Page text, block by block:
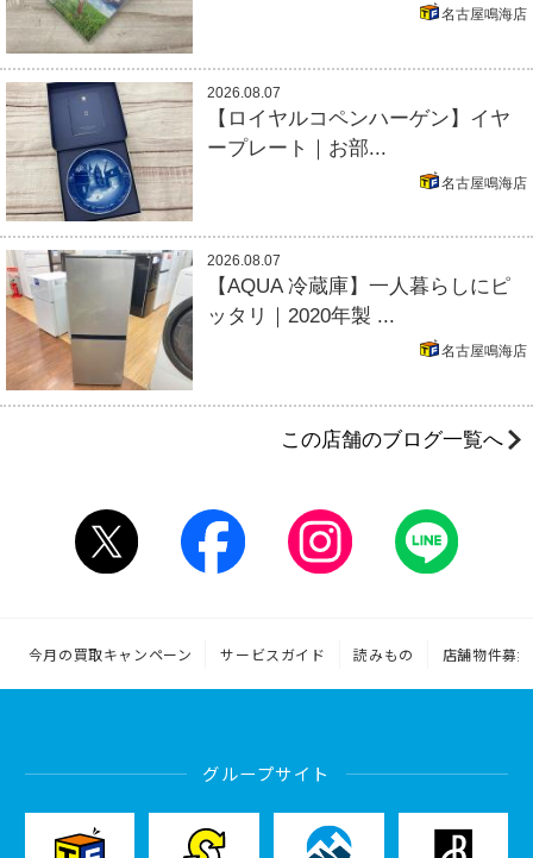
名古屋鳴海店
2026.08.07
【ロイヤルコペンハーゲン】イヤ
ープレート｜お部...
名古屋鳴海店
2026.08.07
【AQUA 冷蔵庫】一人暮らしにピ
ッタリ｜2020年製 ...
名古屋鳴海店
この店舗のブログ一覧へ
今月の買取キャンペーン サービスガイド 読みもの 店舗物件募集
グループサイト